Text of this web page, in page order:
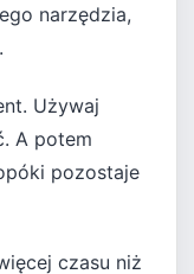
narzędzia,
Używaj
A potem
pozostaje
czasu niż